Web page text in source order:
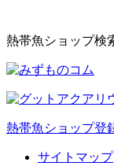
熱帯魚ショップ検
熱帯魚ショップ登
サイトマップ